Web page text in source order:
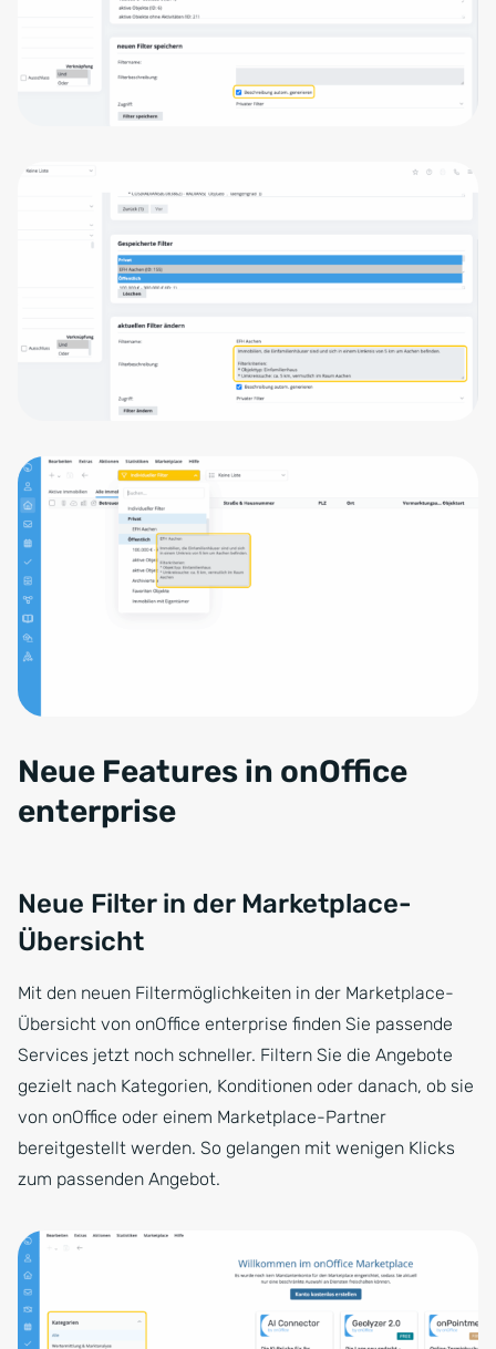
Neue Features in onOffice
enterprise
Neue Filter in der Marketplace-
Übersicht
Mit den neuen Filtermöglichkeiten in der Marketplace-
Übersicht von onOffice enterprise finden Sie passende
Services jetzt noch schneller. Filtern Sie die Angebote
gezielt nach Kategorien, Konditionen oder danach, ob sie
von onOffice oder einem Marketplace-Partner
bereitgestellt werden. So gelangen mit wenigen Klicks
zum passenden Angebot.